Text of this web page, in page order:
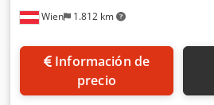
Wien 1.812 km
Información de
precio